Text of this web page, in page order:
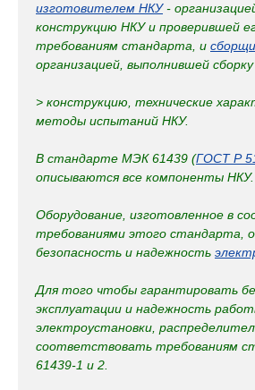
изготовителем НКУ-
конструкцию НКУ и проверившей
требованиям стандарта, и
организацией, выполнившей
> конструкцию, технические
методы испытаний НКУ.
В стандарте МЭК 61439 (ГОСТ Р
описываются все компоненты НКУ.
Оборудование, изготовленное в
требованиями этого стандарта,
безопасность и надежность
Для того чтобы гарантировать
эксплуатации и надежность
электроустановки,
соответствовать требованиям
61439-1 и 2.